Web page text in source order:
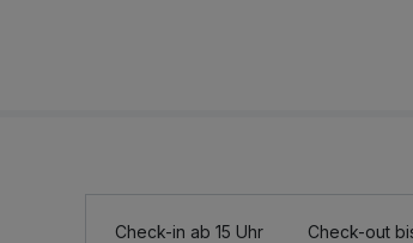
Check-in ab 15 Uhr Check-out